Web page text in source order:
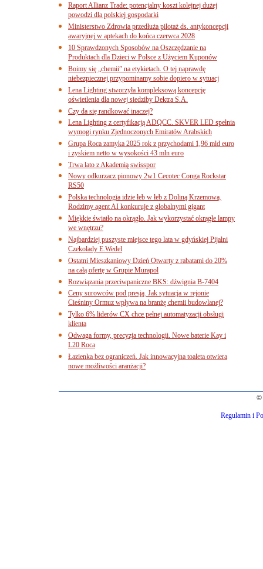
Raport Allianz Trade: potencjalny koszt kolejnej dużej
powodzi dla polskiej gospodarki
Ministerstwo Zdrowia przedłuża pilotaż ds. antykoncepcji
awaryjnej w aptekach do końca czerwca 2028
10 Sprawdzonych Sposobów na Oszczędzanie na
Produktach dla Dzieci w Polsce z Użyciem Kuponów
Boimy się „chemii” na etykietach. O tej naprawdę
niebezpiecznej przypominamy sobie dopiero w sytuacj
Lena Lighting stworzyła kompleksową koncepcję
oświetlenia dla nowej siedziby Dektra S.A.
Czy da się randkować inaczej?
Lena Lighting z certyfikacją ADQCC. SKVER LED spełnia
wymogi rynku Zjednoczonych Emiratów Arabskich
Grupa Roca zamyka 2025 rok z przychodami 1,96 mld euro
i zyskiem netto w wysokości 43 mln euro
Trwa lato z Akademią swisspor
Nowy odkurzacz pionowy 2w1 Cecotec Conga Rockstar
RS50
Polska technologia idzie łeb w łeb z Doliną Krzemową.
Rodzimy agent AI konkuruje z globalnymi gigant
Miękkie światło na okrągło. Jak wykorzystać okrągłe lampy
we wnętrzu?
Najbardziej puszyste miejsce tego lata w gdyńskiej Pijalni
Czekolady E.Wedel
Ostatni Mieszkaniowy Dzień Otwarty z rabatami do 20%
na całą ofertę w Grupie Murapol
Rozwiązania przeciwpaniczne BKS: dźwignia B-7404
Ceny surowców pod presją. Jak sytuacja w rejonie
Cieśniny Ormuz wpływa na branżę chemii budowlanej?
Tylko 6% liderów CX chce pełnej automatyzacji obsługi
klienta
Odwaga formy, precyzja technologii. Nowe baterie Kay i
L20 Roca
Łazienka bez ograniczeń. Jak innowacyjna toaleta otwiera
nowe możliwości aranżacji?
©
Regulamin i